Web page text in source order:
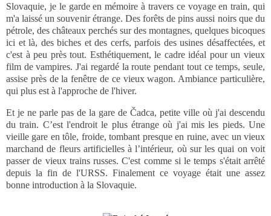
Slovaquie, je le garde en mémoire à travers ce voyage en train, qui
m'a laissé un souvenir étrange. Des forêts de pins aussi noirs que du
pétrole, des châteaux perchés sur des montagnes, quelques bicoques
ici et là, des biches et des cerfs, parfois des usines désaffectées, et
c'est à peu près tout. Esthétiquement, le cadre idéal pour un vieux
film de vampires. J'ai regardé la route pendant tout ce temps, seule,
assise près de la fenêtre de ce vieux wagon. Ambiance particulière,
qui plus est à l'approche de l'hiver.
Et je ne parle pas de la gare de Čadca, petite ville où j'ai descendu
du train. C’est l'endroit le plus étrange où j'ai mis les pieds. Une
vieille gare en tôle, froide, tombant presque en ruine, avec un vieux
marchand de fleurs artificielles à l’intérieur, où sur les quai on voit
passer de vieux trains russes. C'est comme si le temps s'était arrêté
depuis la fin de l'URSS. Finalement ce voyage était une assez
bonne introduction à la Slovaquie.